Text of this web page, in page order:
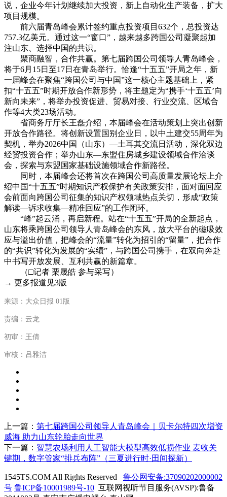
说，企业今年计划继续加大投资，新上自动化生产装备，扩大
项目规模。
前六届青岛峰会累计签约重点投资项目632个，总投资达
757.3亿美元。通过这一“窗口”，越来越多跨国公司凝聚起加
注山东、选择中国的共识。
聚商融智，合作共赢。第七届跨国公司领导人青岛峰会，
将于6月15日至17日在青岛举行。恰逢“十五五”开局之年，新
一届峰会在聚焦“跨国公司与中国”这一核心主题基础上，紧
扣“十五五”时期开放合作新形势，将主题定为“携手‘十五五’向
新向未来”，将举办投资促进、贸易对接、行业交流、区域合
作等4大类23场活动。
省商务厅厅长王磊介绍，本届峰会在活动策划上突出创新
开放合作路径。将创新设置国别企业日，以中土建交55周年为
契机，举办2026中国（山东）—土耳其交流日活动，深化双边
经贸投资合作；举办山东—东盟住房城乡建设领域合作洽谈
会，探索与东盟国家基础设施领域合作新路径。
同时，本届峰会还将首次在跨国公司高质量发展论坛上介
绍中国“十五五”时期知识产权保护有关政策安排，面对面回应
会前面向跨国公司征集的知识产权领域热点关切，形成“政策
解读—诉求收集—精准回应”的工作闭环。
“峰”起云涌，再启新程。站在“十五五”开局的全新起点，
山东将乘跨国公司领导人青岛峰会的东风，放大平台的磁吸效
应与溢出价值，把峰会的“流量”转化为招引的“留量”，把合作
的“共识”转化为发展的“实绩”，与跨国公司携手，在双向奔赴
中书写开放发展、互利共赢的新篇章。
（□记者 栗晟皓 参与采写）
→ 更多报道见3版
来源：大众日报 01版
责编：云龙
初审：王倩
审核：吕雅洁
上一篇： 第七届跨国公司领导人青岛峰会｜贝卡尔特四次增资
威海 助力山东轮胎走向世界
下一篇： 智慧农场利用人工智能大模型高效低损作业 麦收关
键期，数字管家“排兵布阵”（三夏进行时·田间探新）
1545TS.COM All Rights Reserved 鲁公网安备:37090202000002
号 鲁ICP备10001989号-10 互联网视听节目服务(AVSP):鲁备